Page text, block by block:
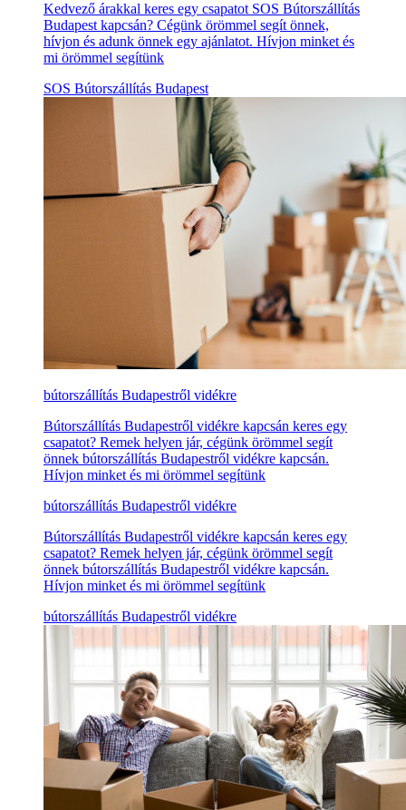
Kedvező árakkal keres egy csapatot SOS Bútorszállítás
Budapest kapcsán? Cégünk örömmel segít önnek,
hívjon és adunk önnek egy ajánlatot. Hívjon minket és
mi örömmel segítünk
SOS Bútorszállítás Budapest
bútorszállítás Budapestről vidékre
Bútorszállítás Budapestről vidékre kapcsán keres egy
csapatot? Remek helyen jár, cégünk örömmel segít
önnek bútorszállítás Budapestről vidékre kapcsán.
Hívjon minket és mi örömmel segítünk
bútorszállítás Budapestről vidékre
Bútorszállítás Budapestről vidékre kapcsán keres egy
csapatot? Remek helyen jár, cégünk örömmel segít
önnek bútorszállítás Budapestről vidékre kapcsán.
Hívjon minket és mi örömmel segítünk
bútorszállítás Budapestről vidékre